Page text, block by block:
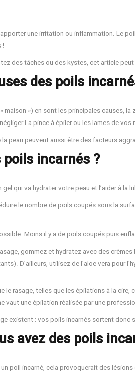
une irritation ou inflammation. Le
!
des tâches ou des kystes, cet article
des poils
maison ») en sont les principales causes,
pince à épiler ou les lames de
peau peuvent aussi être des facteurs
incarnés ?
qui va hydrater votre peau et l’aider à
le nombre de poils coupés sous la
Moins il y a de poils coupés puis
gommez et hydratez avec des
D’ailleurs, utilisez de l’aloe vera pour
le rasage, telles que les épilations à la
vaut une épilation réalisée par une
existent : vos poils incarnés sortent donc
avez des poils
poil incarné, cela provoquerait des